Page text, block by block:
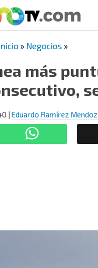
» Negocios »
más
| Eduardo Ramírez